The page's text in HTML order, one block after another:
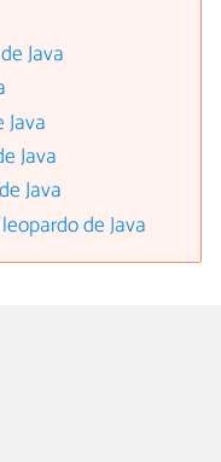
Java
Java
Java
de Java